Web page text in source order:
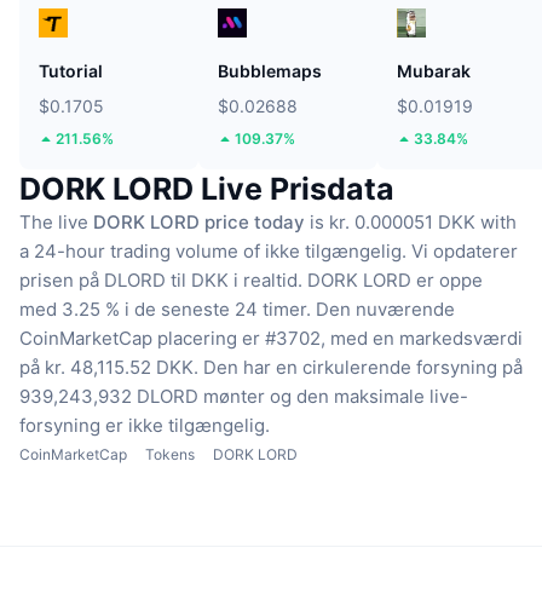
Tutorial
$0.1705
211.56%
Bubblemaps
$0.02688
109.37%
Mubarak
$0.01919
33.84%
DORK LORD Live Prisdata
The live DORK LORD price today is kr. 0.000051 DKK with
a 24-hour trading volume of ikke tilgængelig. Vi opdaterer
prisen på DLORD til DKK i realtid. DORK LORD er oppe
med 3.25 % i de seneste 24 timer. Den nuværende
CoinMarketCap placering er #3702, med en markedsværdi
på kr. 48,115.52 DKK. Den har en cirkulerende forsyning på
939,243,932 DLORD mønter og den maksimale live-
forsyning er ikke tilgængelig.
CoinMarketCap Tokens DORK LORD